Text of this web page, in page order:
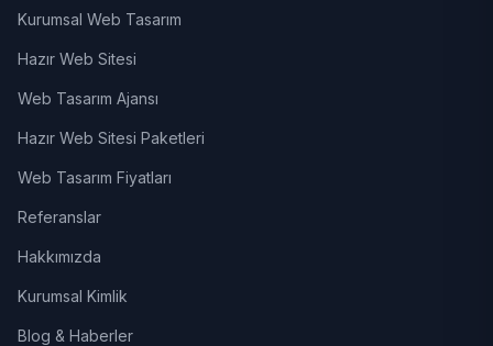
Kurumsal Web Tasarım
Hazır Web Sitesi
Web Tasarım Ajansı
Hazır Web Sitesi Paketleri
Web Tasarım Fiyatları
Referanslar
Hakkımızda
Kurumsal Kimlik
Blog & Haberler